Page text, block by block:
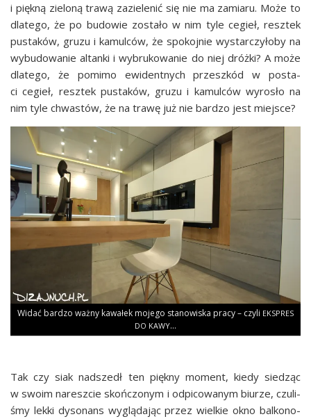
i pięk­ną zie­lo­ną tra­wą zazie­le­nić się nie ma zamia­ru. Może to
dla­te­go, że po budo­wie zosta­ło w nim tyle cegieł, resz­tek
pusta­ków, gru­zu i kamul­ców, że spo­koj­nie wystar­czy­ło­by na
wybu­do­wa­nie altan­ki i wybru­ko­wa­nie do niej dróż­ki? A może
dla­te­go, że pomi­mo ewi­dent­nych prze­szkód w posta­
ci cegieł, resz­tek pusta­ków, gru­zu i kamul­ców wyro­sło na
nim tyle chwa­stów, że na tra­wę już nie bar­dzo jest miejsce?
Widać bar­dzo waż­ny kawa­łek moje­go sta­no­wi­ska pra­cy – czy­li EKSPRES
DO KAWY…
Tak czy siak nad­szedł ten pięk­ny moment, kie­dy sie­dząc
w swo­im naresz­cie skoń­czo­nym i odpi­co­wa­nym biu­rze, czu­li­
śmy lek­ki dyso­nans wyglą­da­jąc przez wiel­kie okno bal­ko­no­